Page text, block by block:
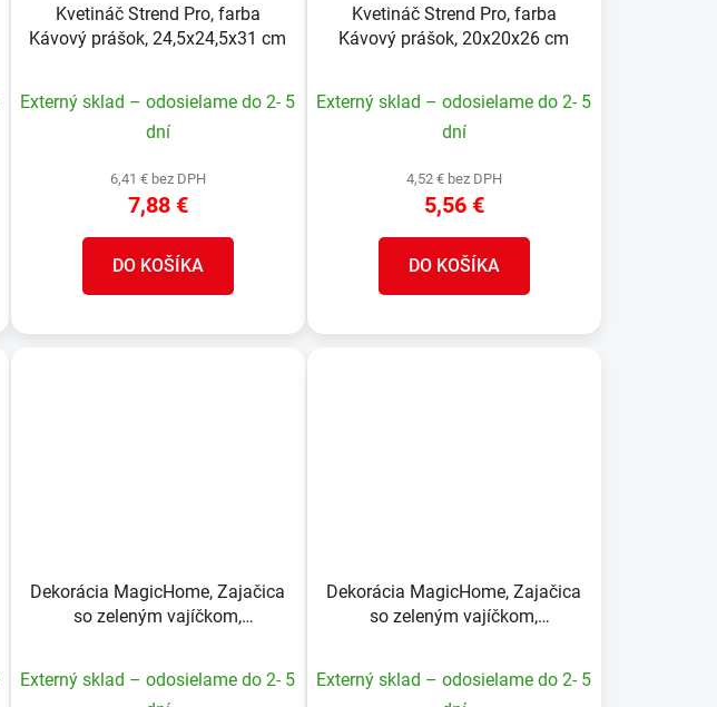
Kvetináč Strend Pro, farba
Kávový prášok, 24,5x24,5x31 cm
Externý sklad – odosielame do 2- 5
dní
6,41 € bez DPH
7,88 €
DO KOŠÍKA
Kvetináč Strend Pro, farba
Kávový prášok, 20x20x26 cm
Externý sklad – odosielame do 2- 5
dní
4,52 € bez DPH
5,56 €
DO KOŠÍKA
Dekorácia MagicHome, Zajačica
so zeleným vajíčkom,
Externý sklad – odosielame do 2- 5
Dekorácia MagicHome, Zajačica
so zeleným vajíčkom,
Externý sklad – odosielame do 2- 5